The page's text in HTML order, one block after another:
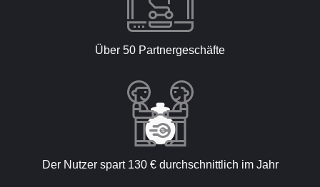
Über 50 Partnergeschäfte
Der Nutzer spart 130 € durchschnittlich im Jahr